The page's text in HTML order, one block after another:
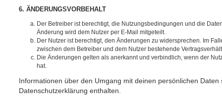
6. ÄNDERUNGSVORBEHALT
Der Betreiber ist berechtigt, die Nutzungsbedingungen und die
Änderung wird dem Nutzer per E-Mail mitgeteilt.
Der Nutzer ist berechtigt, den Änderungen zu widersprechen. Im
zwischen dem Betreiber und dem Nutzer bestehende
Die Änderungen gelten als anerkannt und verbindlich, wenn der
hat.
Informationen über den Umgang mit deinen persönlichen Daten
Datenschutzerklärung enthalten.